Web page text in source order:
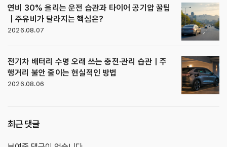
연비 30% 올리는 운전 습관과 타이어 공기압 꿀팁
｜주유비가 달라지는 핵심은?
2026.08.07
전기차 배터리 수명 오래 쓰는 충전·관리 습관｜주
행거리 불안 줄이는 현실적인 방법
2026.08.06
최근 댓글